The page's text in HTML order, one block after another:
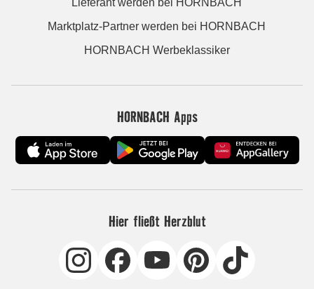
Lieferant werden bei HORNBACH
Marktplatz-Partner werden bei HORNBACH
HORNBACH Werbeklassiker
HORNBACH Apps
Hier fließt Herzblut